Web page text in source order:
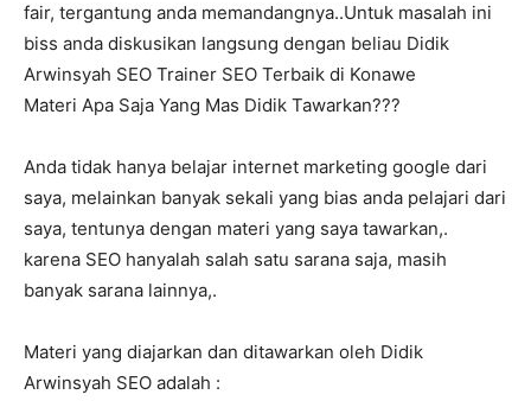
fair, tergantung anda memandangnya..Untuk masalah ini
biss anda diskusikan langsung dengan beliau Didik
Arwinsyah SEO Trainer SEO Terbaik di Konawe
Materi Apa Saja Yang Mas Didik Tawarkan???
Anda tidak hanya belajar internet marketing google dari
saya, melainkan banyak sekali yang bias anda pelajari dari
saya, tentunya dengan materi yang saya tawarkan,.
karena SEO hanyalah salah satu sarana saja, masih
banyak sarana lainnya,.
Materi yang diajarkan dan ditawarkan oleh Didik
Arwinsyah SEO adalah :